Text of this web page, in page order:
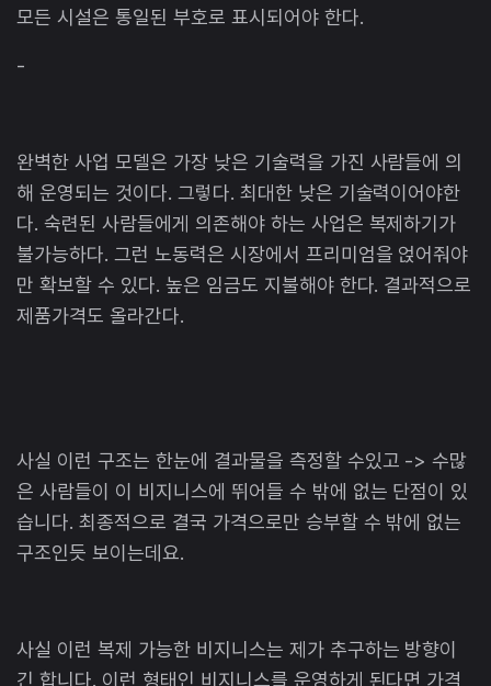
모든 시설은 통일된 부호로 표시되어야 한다.
-
완벽한 사업 모델은 가장 낮은 기술력을 가진 사람들에 의
해 운영되는 것이다. 그렇다. 최대한 낮은 기술력이어야한
다. 숙련된 사람들에게 의존해야 하는 사업은 복제하기가
불가능하다. 그런 노동력은 시장에서 프리미엄을 얹어줘야
만 확보할 수 있다. 높은 임금도 지불해야 한다. 결과적으로
제품가격도 올라간다.
사실 이런 구조는 한눈에 결과물을 측정할 수있고 -> 수많
은 사람들이 이 비지니스에 뛰어들 수 밖에 없는 단점이 있
습니다. 최종적으로 결국 가격으로만 승부할 수 밖에 없는
구조인듯 보이는데요.
사실 이런 복제 가능한 비지니스는 제가 추구하는 방향이
긴 합니다. 이런 형태인 비지니스를 운영하게 된다면 가격